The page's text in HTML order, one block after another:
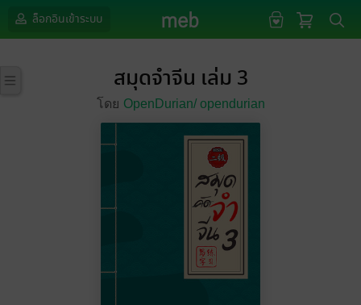
ล็อกอินเข้าระบบ
สมุดจำจีน เล่ม 3
โดย OpenDurian/opendurian